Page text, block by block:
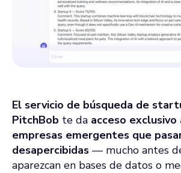
El servicio de búsqueda de
PitchBob te da acceso exclusivo
empresas emergentes que
desapercibidas — mucho antes
aparezcan en bases de datos o